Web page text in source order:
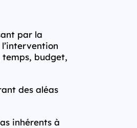
par la
temps, budget,
des aléas
inhérents à